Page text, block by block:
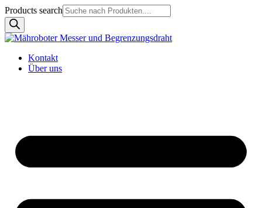
Products search
Kontakt
Über uns